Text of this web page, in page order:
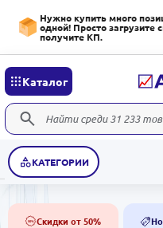
Нужно купить много
одной! Просто загрузите
получите КП.
Каталог
КАТЕГОРИИ
50% Скидки от 50% NEW